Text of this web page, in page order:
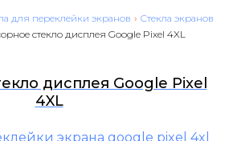
для переклейки экранов › Стекла экранов
стекло дисплея Google Pixel 4XL
дисплея Google Pixel
4XL